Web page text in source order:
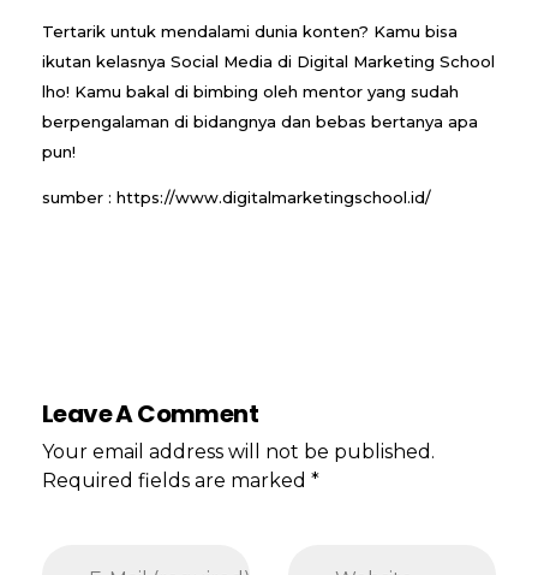
Tertarik untuk mendalami dunia konten? Kamu bisa
ikutan kelasnya Social Media di Digital Marketing School
lho! Kamu bakal di bimbing oleh mentor yang sudah
berpengalaman di bidangnya dan bebas bertanya apa
pun!
sumber : https://www.digitalmarketingschool.id/
Leave A Comment
Your email address will not be published.
Required fields are marked *